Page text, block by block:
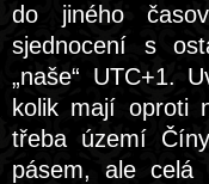
do jiného
sjednocení s
„naše“ UTC+1.
kolik mají oproti
třeba území
pásem, ale celá